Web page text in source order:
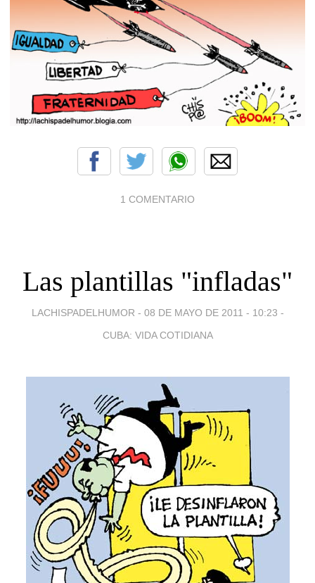
1 COMENTARIO
Las plantillas "infladas"
LACHISPADELHUMOR - 08 DE MAYO DE 2011 - 10:23 -
CUBA: VIDA COTIDIANA